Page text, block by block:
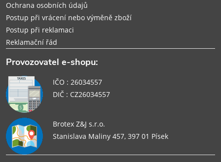
Ochrana osobních údajů
Postup při vrácení nebo výměně zboží
Postup při reklamaci
Reklamační řád
Provozovatel e-shopu:
IČO : 26034557
DIČ : CZ26034557
Brotex Z&J s.r.o.
Stanislava Maliny 457, 397 01 Písek